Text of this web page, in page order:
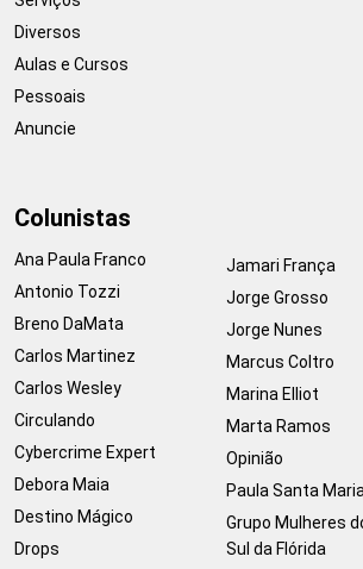
Diversos
Aulas e Cursos
Pessoais
Anuncie
Colunistas
Ana Paula Franco
Antonio Tozzi
Breno DaMata
Carlos Martinez
Carlos Wesley
Circulando
Cybercrime Expert
Debora Maia
Destino Mágico
Drops
Jamari França
Jorge Grosso
Jorge Nunes
Marcus Coltro
Marina Elliot
Marta Ramos
Opinião
Paula Santa Maria
Grupo Mulheres
Sul da Flórida